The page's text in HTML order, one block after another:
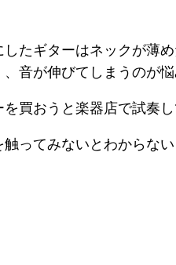
たギターはネックが薄
音が伸びてしまうのが悩
を買おうと楽器店で試奏
ってみないとわからな